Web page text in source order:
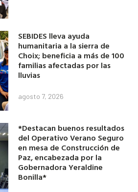
SEBIDES lleva ayuda
humanitaria a la sierra de
Choix; beneficia a más de 100
familias afectadas por las
lluvias
agosto 7, 2026
*Destacan buenos resultados
del Operativo Verano Seguro
en mesa de Construcción de
Paz, encabezada por la
Gobernadora Yeraldine
Bonilla*